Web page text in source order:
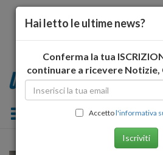
Toggle navigation
Hai letto le ultime news?
Conferma la tua
continuare a ricevere Notizie,
Accettol'informativa
Iscriviti